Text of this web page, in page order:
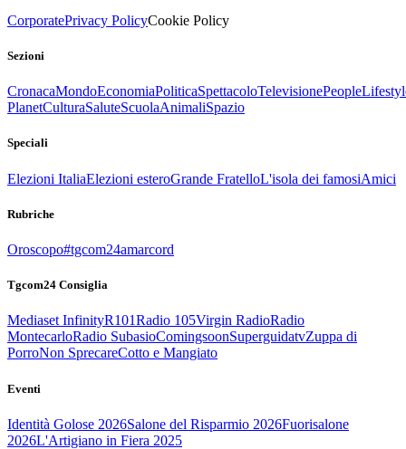
CorporatePrivacy PolicyCookie Policy
Sezioni
CronacaMondoEconomiaPoliticaSpettacoloTelevisionePeople
PlanetCulturaSaluteScuolaAnimaliSpazio
Speciali
Elezioni ItaliaElezioni esteroGrande FratelloL'isola dei famosiAmici
Rubriche
Oroscopo#tgcom24amarcord
Tgcom24 Consiglia
Mediaset InfinityR101Radio 105Virgin RadioRadio
MontecarloRadio SubasioComingsoonSuperguidatvZuppa di
PorroNon SprecareCotto e Mangiato
Eventi
Identità Golose 2026Salone del Risparmio 2026Fuorisalone
2026L'Artigiano in Fiera 2025